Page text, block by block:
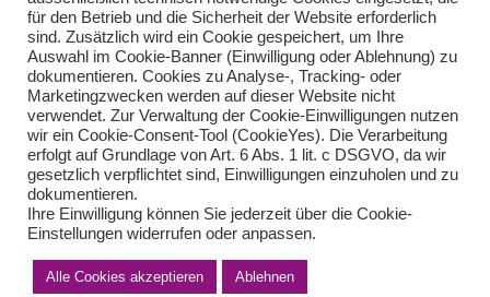
Teilen Sie diese Nachricht mit Ihren Freunden oder Kollegen
Impressum Haftungsausschluss
Datenschutzerklärung nach DSGVO
für den Betrieb und die Sicherheit der Website erforderlich
sind. Zusätzlich wird ein Cookie gespeichert, um Ihre
Auswahl im Cookie-Banner (Einwilligung oder Ablehnung) zu
dokumentieren. Cookies zu Analyse-, Tracking- oder
Marketingzwecken werden auf dieser Website nicht
verwendet. Zur Verwaltung der Cookie-Einwilligungen nutzen
wir ein Cookie-Consent-Tool (CookieYes). Die Verarbeitung
erfolgt auf Grundlage von Art. 6 Abs. 1 lit. c DSGVO, da wir
gesetzlich verpflichtet sind, Einwilligungen einzuholen und zu
dokumentieren.
Ihre Einwilligung können Sie jederzeit über die Cookie-
Einstellungen widerrufen oder anpassen.
Alle Cookies akzeptieren Ablehnen